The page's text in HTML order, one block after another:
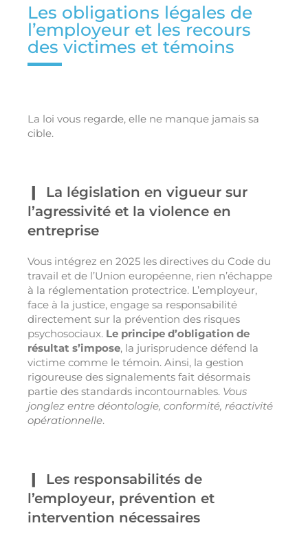
Les obligations légales de
l’employeur et les recours
des victimes et témoins
La loi vous regarde, elle ne manque jamais sa
cible.
La législation en vigueur sur
l’agressivité et la violence en
entreprise
Vous intégrez en 2025 les directives du Code du
travail et de l’Union européenne, rien n’échappe
à la réglementation protectrice. L’employeur,
face à la justice, engage sa responsabilité
directement sur la prévention des risques
psychosociaux. Le principe d’obligation de
résultat s’impose, la jurisprudence défend la
victime comme le témoin. Ainsi, la gestion
rigoureuse des signalements fait désormais
partie des standards incontournables. Vous
jonglez entre déontologie, conformité, réactivité
opérationnelle.
Les responsabilités de
l’employeur, prévention et
intervention nécessaires